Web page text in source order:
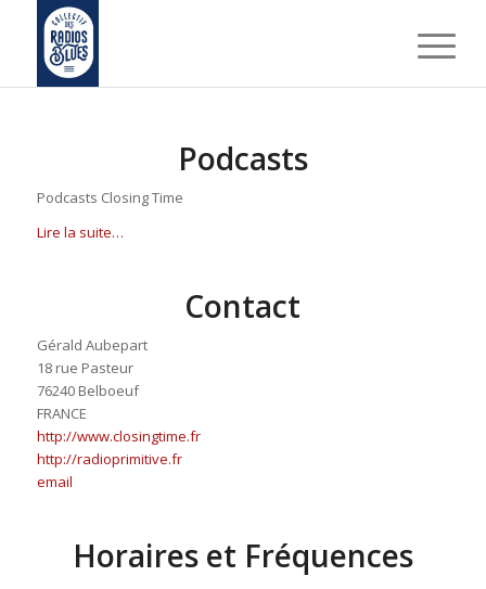
Podcasts
Podcasts Closing Time
Lire la suite…
Contact
Gérald Aubepart
18 rue Pasteur
76240 Belboeuf
FRANCE
http://www.closingtime.fr
http://radioprimitive.fr
email
Horaires et Fréquences